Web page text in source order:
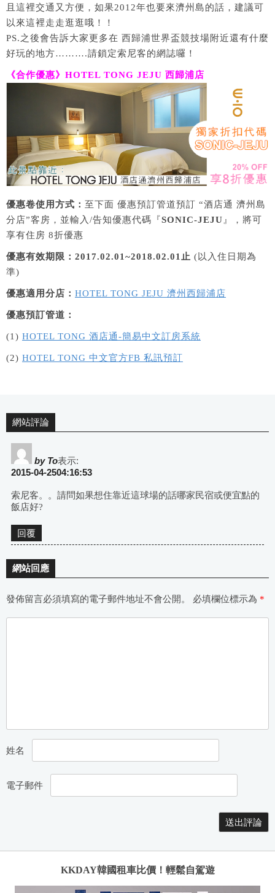
且這裡交通又方便，如果2012年也要來濟州島的話，建議可
以來這裡走走逛逛哦！！
PS.之後會告訴大家更多在 西歸浦世界盃競技場附近還有什麼
好玩的地方……….請鎖定索尼客的網誌囉！
《合作優惠》HOTEL TONG JEJU 西歸浦店
優惠卷使用方式： 至下面 優惠預訂管道預訂 “酒店通 濟州島
分店”客房，並輸入/告知優惠代碼『SONIC-JEJU 』，將可
享有住房 8折優惠
優惠有效期限： 2017.02.01~2018.02.01止 (以入住日期為
準)
優惠適用分店： HOTEL TONG JEJU 濟州西歸浦店
優惠預訂管道：
(1) HOTEL TONG 酒店通-簡易中文訂房系統
(2) HOTEL TONG 中文官方FB 私訊預訂
網站評論
by To表示:
2015-04-2504:16:53
索尼客。。請問如果想住靠近這球場的話哪家民宿或便宜點的
飯店好?
回覆
網站回應
發佈留言必須填寫的電子郵件地址不會公開。 必填欄位標示為 *
姓名
電子郵件
KKDAY韓國租車比價！輕鬆自駕遊